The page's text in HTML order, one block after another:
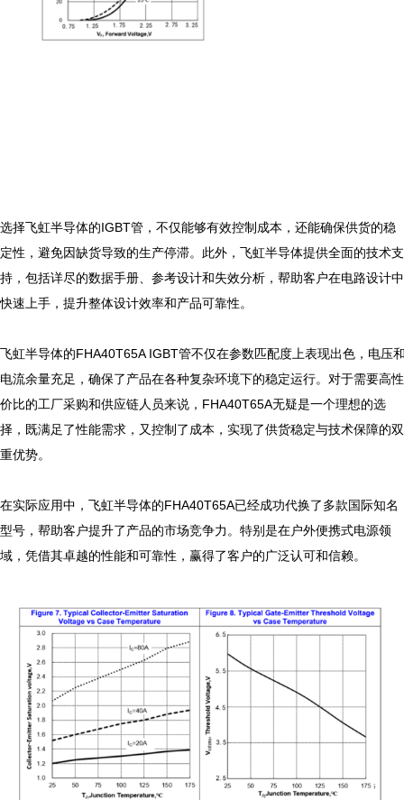
选择飞虹半导体的IGBT管，不仅能够有效控制成本，还能确保供货的稳
定性，避免因缺货导致的生产停滞。此外，飞虹半导体提供全面的技术支
持，包括详尽的数据手册、参考设计和失效分析，帮助客户在电路设计中
快速上手，提升整体设计效率和产品可靠性。
飞虹半导体的FHA40T65A IGBT管不仅在参数匹配度上表现出色，电压
电流余量充足，确保了产品在各种复杂环境下的稳定运行。对于需要高性
价比的工厂采购和供应链人员来说，FHA40T65A无疑是一个理想的选
择，既满足了性能需求，又控制了成本，实现了供货稳定与技术保障的双
重优势。
在实际应用中，飞虹半导体的FHA40T65A已经成功代换了多款国际知名
型号，帮助客户提升了产品的市场竞争力。特别是在户外便携式电源领
域，凭借其卓越的性能和可靠性，赢得了客户的广泛认可和信赖。